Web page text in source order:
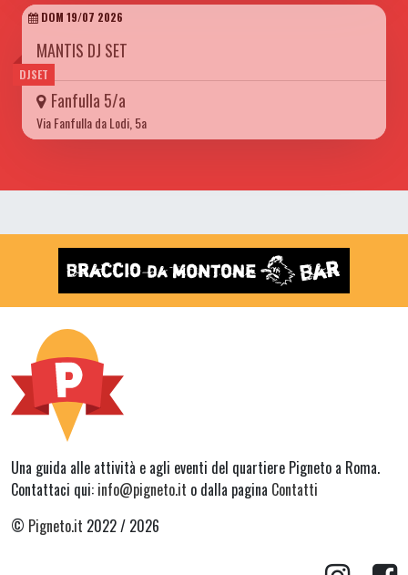
DJSET
DOM 19/07 2026
MANTIS DJ SET
Fanfulla 5/a
Via Fanfulla da Lodi, 5a
Una guida alle attività e agli eventi del quartiere Pigneto a Roma.
Contattaci qui: info@pigneto.it o dalla pagina Contatti
© Pigneto.it 2022 / 2026